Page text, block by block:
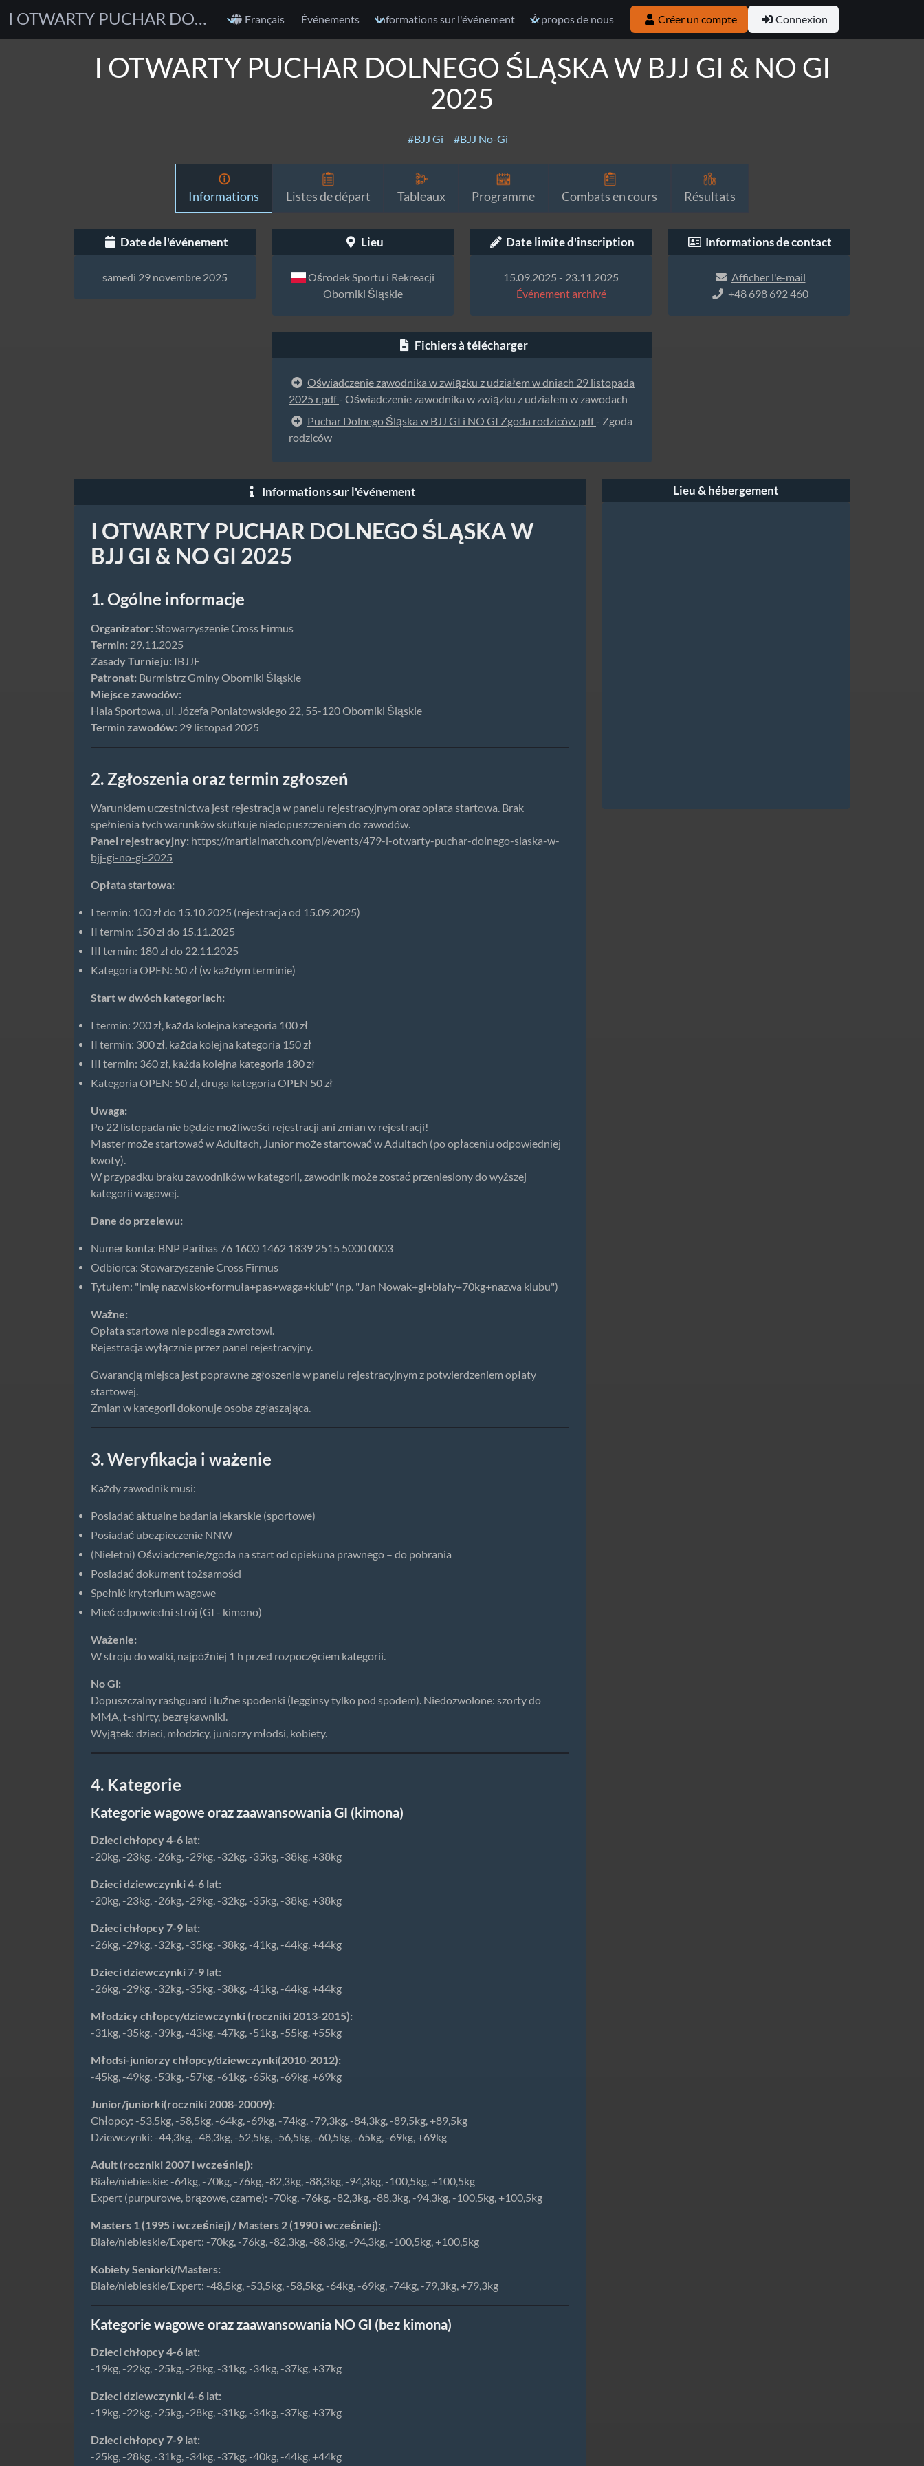
I OTWARTY PUCHAR DOLNEGO ŚLĄSKA W BJJ GI & NO GI 2025 Français Événements Informations sur l'événement À propos de nous Créer un compte Connexion
I OTWARTY PUCHAR DOLNEGO ŚLĄSKA W BJJ GI & NO GI
2025
#BJJ Gi #BJJ No-Gi
Informations Listes de départ Tableaux Programme Combats en cours Résultats
Date de l'événement
samedi 29 novembre 2025
Lieu
Ośrodek Sportu i Rekreacji
Oborniki Śląskie
Date limite d'inscription
15.09.2025 - 23.11.2025
Événement archivé
Informations de contact
Afficher l'e-mail
+48 698 692 460
Fichiers à télécharger
Oświadczenie zawodnika w związku z udziałem w dniach 29 listopada
2025 r.pdf- Oświadczenie zawodnika w związku z udziałem w zawodach
Puchar Dolnego Śląska w BJJ GI i NO GI Zgoda rodziców.pdf- Zgoda
rodziców
Informations sur l'événement
I OTWARTY PUCHAR DOLNEGO ŚLĄSKA W
BJJ GI & NO GI 2025
1. Ogólne informacje
Organizator:Stowarzyszenie Cross Firmus
Termin: 29.11.2025
Zasady Turnieju: IBJJF
Patronat: Burmistrz Gminy Oborniki Śląskie
Miejsce zawodów:
Hala Sportowa, ul. Józefa Poniatowskiego 22, 55-120 Oborniki Śląskie
Termin zawodów: 29 listopad 2025
2. Zgłoszenia oraz termin zgłoszeń
Warunkiem uczestnictwa jest rejestracja w panelu rejestracyjnym oraz opłata startowa. Brak
spełnienia tych warunków skutkuje niedopuszczeniem do zawodów.
Panel rejestracyjny: https://martialmatch.com/pl/events/479-i-otwarty-puchar-dolnego-slaska-w-
bjj-gi-no-gi-2025
Opłata startowa:
I termin: 100 zł do 15.10.2025 (rejestracja od 15.09.2025)
II termin: 150 zł do 15.11.2025
III termin: 180 zł do 22.11.2025
Kategoria OPEN: 50 zł (w każdym terminie)
Start w dwóch kategoriach:
I termin: 200 zł, każda kolejna kategoria 100 zł
II termin: 300 zł, każda kolejna kategoria 150 zł
III termin: 360 zł, każda kolejna kategoria 180 zł
Kategoria OPEN: 50 zł, druga kategoria OPEN 50 zł
Uwaga:
Po 22 listopada nie będzie możliwości rejestracji ani zmian w rejestracji!
Master może startować w Adultach, Junior może startować w Adultach (po opłaceniu odpowiedniej
kwoty).
W przypadku braku zawodników w kategorii, zawodnik może zostać przeniesiony do wyższej
kategorii wagowej.
Dane do przelewu:
Numer konta: BNP Paribas 76 1600 1462 1839 2515 5000 0003
Odbiorca: Stowarzyszenie Cross Firmus
Tytułem: "imię nazwisko+formuła+pas+waga+klub" (np. "Jan Nowak+gi+biały+70kg+nazwa klubu")
Ważne:
Opłata startowa nie podlega zwrotowi.
Rejestracja wyłącznie przez panel rejestracyjny.
Gwarancją miejsca jest poprawne zgłoszenie w panelu rejestracyjnym z potwierdzeniem opłaty
startowej.
Zmian w kategorii dokonuje osoba zgłaszająca.
3. Weryfikacja i ważenie
Każdy zawodnik musi:
Posiadać aktualne badania lekarskie (sportowe)
Posiadać ubezpieczenie NNW
(Nieletni) Oświadczenie/zgoda na start od opiekuna prawnego – do pobrania
Posiadać dokument tożsamości
Spełnić kryterium wagowe
Mieć odpowiedni strój (GI - kimono)
Ważenie:
W stroju do walki, najpóźniej 1 h przed rozpoczęciem kategorii.
No Gi:
Dopuszczalny rashguard i luźne spodenki (legginsy tylko pod spodem). Niedozwolone: szorty do
MMA, t-shirty, bezrękawniki.
Wyjątek: dzieci, młodzicy, juniorzy młodsi, kobiety.
4. Kategorie
Kategorie wagowe oraz zaawansowania GI (kimona)
Dzieci chłopcy 4-6 lat:
-20kg, -23kg, -26kg, -29kg, -32kg, -35kg, -38kg, +38kg
Dzieci dziewczynki 4-6 lat:
-20kg, -23kg, -26kg, -29kg, -32kg, -35kg, -38kg, +38kg
Dzieci chłopcy 7-9 lat:
-26kg, -29kg, -32kg, -35kg, -38kg, -41kg, -44kg, +44kg
Dzieci dziewczynki 7-9 lat:
-26kg, -29kg, -32kg, -35kg, -38kg, -41kg, -44kg, +44kg
Młodzicy chłopcy/dziewczynki (roczniki 2013-2015):
-31kg, -35kg, -39kg, -43kg, -47kg, -51kg, -55kg, +55kg
Młodsi-juniorzy chłopcy/dziewczynki(2010-2012):
-45kg, -49kg, -53kg, -57kg, -61kg, -65kg, -69kg, +69kg
Junior/juniorki(roczniki 2008-20009):
Chłopcy: -53,5kg, -58,5kg, -64kg, -69kg, -74kg, -79,3kg, -84,3kg, -89,5kg, +89,5kg
Dziewczynki: -44,3kg, -48,3kg, -52,5kg, -56,5kg, -60,5kg, -65kg, -69kg, +69kg
Adult (roczniki 2007 i wcześniej):
Białe/niebieskie: -64kg, -70kg, -76kg, -82,3kg, -88,3kg, -94,3kg, -100,5kg, +100,5kg
Expert (purpurowe, brązowe, czarne): -70kg, -76kg, -82,3kg, -88,3kg, -94,3kg, -100,5kg, +100,5kg
Masters 1 (1995 i wcześniej) / Masters 2 (1990 i wcześniej):
Białe/niebieskie/Expert: -70kg, -76kg, -82,3kg, -88,3kg, -94,3kg, -100,5kg, +100,5kg
Kobiety Seniorki/Masters:
Białe/niebieskie/Expert: -48,5kg, -53,5kg, -58,5kg, -64kg, -69kg, -74kg, -79,3kg, +79,3kg
Kategorie wagowe oraz zaawansowania NO GI (bez kimona)
Dzieci chłopcy 4-6 lat:
-19kg, -22kg, -25kg, -28kg, -31kg, -34kg, -37kg, +37kg
Dzieci dziewczynki 4-6 lat:
-19kg, -22kg, -25kg, -28kg, -31kg, -34kg, -37kg, +37kg
Dzieci chłopcy 7-9 lat:
-25kg, -28kg, -31kg, -34kg, -37kg, -40kg, -44kg, +44kg
Lieu & hébergement